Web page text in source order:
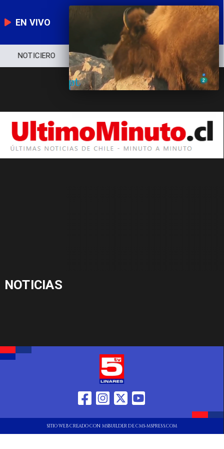
EN VIVO
NOTICIERO POLÍTICA ECONOMÍA
NOTICIAS
SITIO WEB CREADO CON MSBUILDER DE CMS-MSPRESS.COM